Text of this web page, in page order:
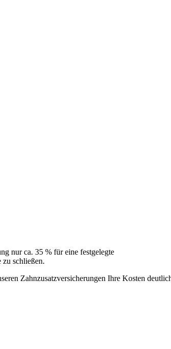
nur ca. 35 % für eine festgelegte
schließen.
Zahnzusatzversicherungen Ihre Kosten